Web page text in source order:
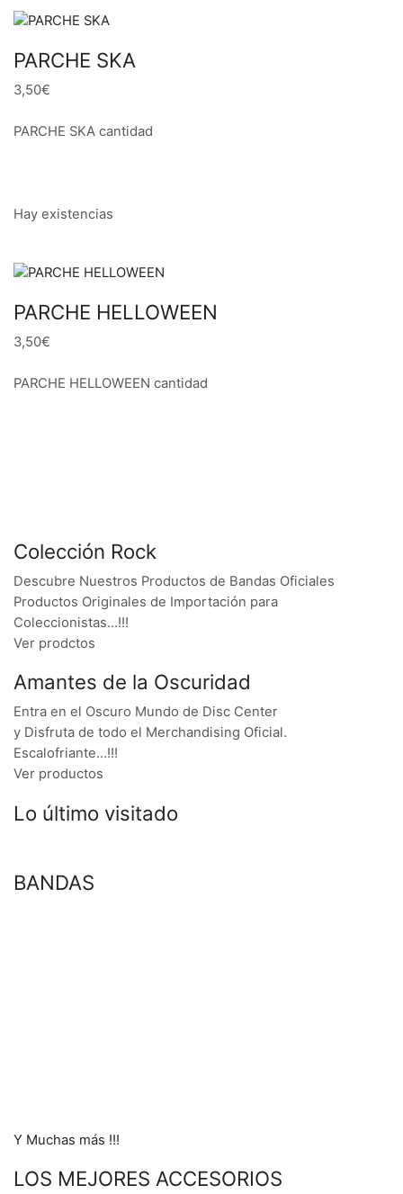
PARCHE SKA
3,50€
PARCHE SKA cantidad
Hay existencias
PARCHE HELLOWEEN
3,50€
PARCHE HELLOWEEN cantidad
Colección Rock
Descubre Nuestros Productos de Bandas Oficiales
Productos Originales de Importación para
Coleccionistas…!!!
Ver prodctos
Amantes de la Oscuridad
Entra en el Oscuro Mundo de Disc Center
y Disfruta de todo el Merchandising Oficial.
Escalofriante…!!!
Ver productos
Lo último visitado
BANDAS
Y Muchas más !!!
LOS MEJORES ACCESORIOS